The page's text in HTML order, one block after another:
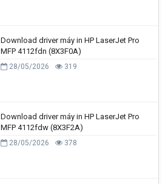
Download driver máy in HP LaserJet Pro
MFP 4112fdn (8X3F0A)
28/05/2026 319
Download driver máy in HP LaserJet Pro
MFP 4112fdw (8X3F2A)
28/05/2026 378